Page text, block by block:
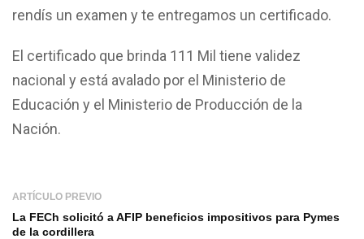
rendís un examen y te entregamos un certificado.
El certificado que brinda 111 Mil tiene validez
nacional y está avalado por el Ministerio de
Educación y el Ministerio de Producción de la
Nación.
ARTÍCULO PREVIO
La FECh solicitó a AFIP beneficios impositivos para Pymes
de la cordillera